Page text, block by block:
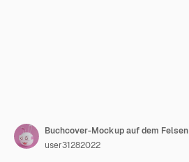
Buchcover-Mockup auf dem Felsen
user31282022